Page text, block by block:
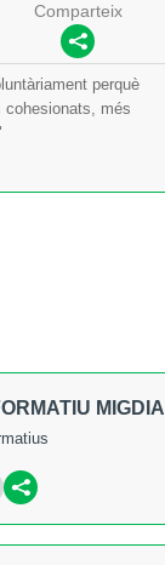
Comparteix
perquè
cohesionats, més
MIGDIA